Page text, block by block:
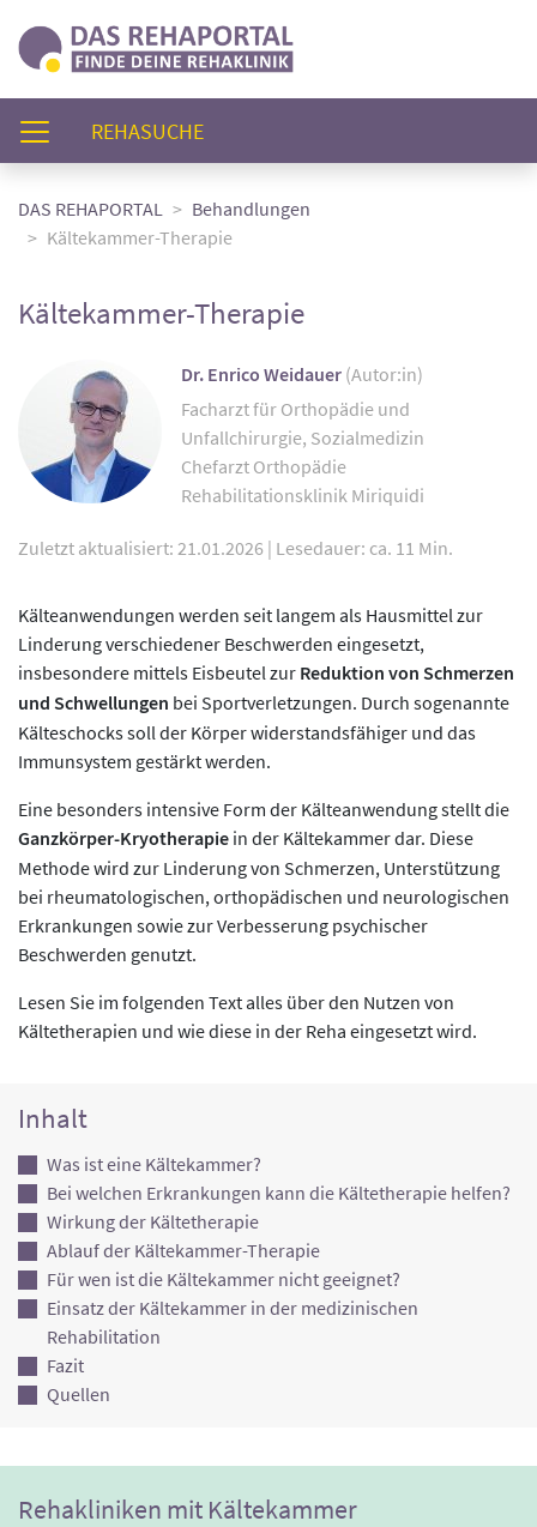
REHASUCHE(AKTUELL)
DAS REHAPORTAL
Behandlungen
Kältekammer-Therapie
Kältekammer-Therapie
Dr. Enrico Weidauer (Autor:in)
Facharzt für Orthopädie und
Unfallchirurgie, Sozialmedizin
Chefarzt Orthopädie
Rehabilitationsklinik Miriquidi
Zuletzt aktualisiert: 21.01.2026 | Lesedauer: ca. 11 Min.
Kälteanwendungen werden seit langem als Hausmittel zur
Linderung verschiedener Beschwerden eingesetzt,
insbesondere mittels Eisbeutel zur Reduktion von Schmerzen
und Schwellungen bei Sportverletzungen. Durch sogenannte
Kälteschocks soll der Körper widerstandsfähiger und das
Immunsystem gestärkt werden.
Eine besonders intensive Form der Kälteanwendung stellt die
Ganzkörper-Kryotherapie in der Kältekammer dar. Diese
Methode wird zur Linderung von Schmerzen, Unterstützung
bei rheumatologischen, orthopädischen und neurologischen
Erkrankungen sowie zur Verbesserung psychischer
Beschwerden genutzt.
Lesen Sie im folgenden Text alles über den Nutzen von
Kältetherapien und wie diese in der Reha eingesetzt wird.
Inhalt
Was ist eine Kältekammer?
Bei welchen Erkrankungen kann die Kältetherapie helfen?
Wirkung der Kältetherapie
Ablauf der Kältekammer-Therapie
Für wen ist die Kältekammer nicht geeignet?
Einsatz der Kältekammer in der medizinischen
Rehabilitation
Fazit
Quellen
Rehakliniken mit Kältekammer